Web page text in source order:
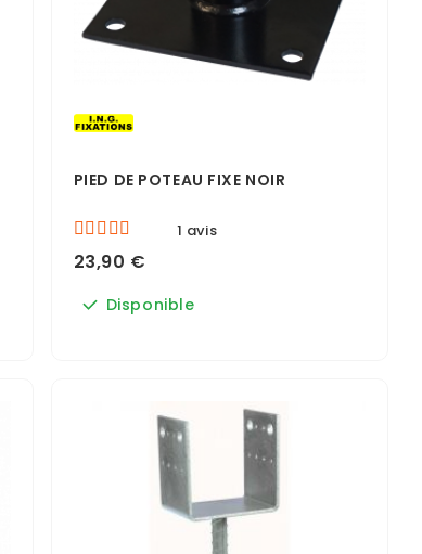
PIED DE POTEAU FIXE NOIR
1 avis
23,90 €
Disponible